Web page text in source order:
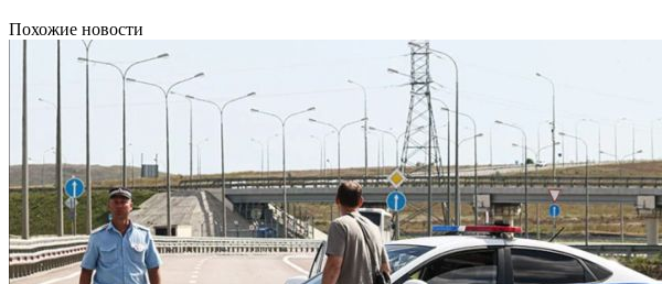
Похожие новости